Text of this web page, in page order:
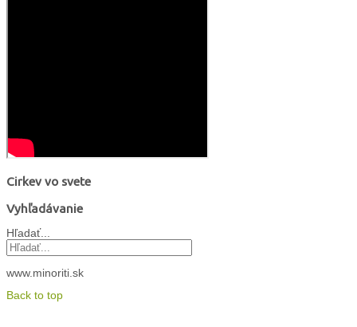
Cirkev vo svete
Vyhľadávanie
Hľadať...
www.minoriti.sk
Back to top